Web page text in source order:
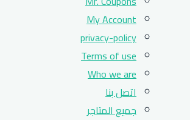
My Account
privacy-policy
Terms of use
Who we are
اتصل بنا
جميع المتاجر